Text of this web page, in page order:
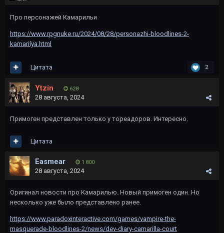
Про персонажей Камарильи
https://www.rpgnuke.ru/2024/08/28/personazhi-bloodlines-2-
kamarilya.html
2
Цитата
Ytzin 628
28 августа, 2024
Примоген представлен только у тореадоров. Интересно.
Цитата
Easmear 1 800
28 августа, 2024
Оригинал новости про Камарилью. Новый примоген один. Но
несколько уже было представлено ранее.
https://www.paradoxinteractive.com/games/vampire-the-
masquerade-bloodlines-2/news/dev-diary-camarilla-court